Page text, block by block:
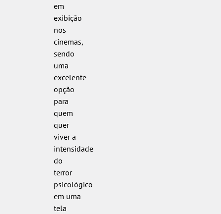
em
exibição
nos
cinemas,
sendo
uma
excelente
opção
para
quem
quer
viver a
intensidade
do
terror
psicológico
em uma
tela